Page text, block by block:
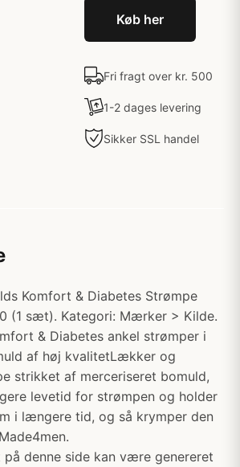
Køb her
Fri fragt over kr. 500
1-2 dages levering
Sikker SSL handel
Komfort & Diabetes Strømpe
(1 sæt). Kategori: Mærker > Kilde.
& Diabetes ankel strømper i
af høj kvalitetLækker og
strikket af merceriseret bomuld,
levetid for strømpen og holder
i længere tid, og så krymper den
på denne side kan være genereret